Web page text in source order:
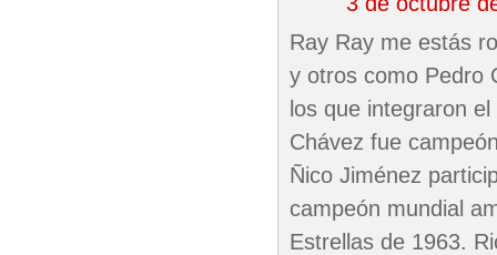
Ray Ray me estás
y otros como Pedro
los que integraron
Chávez fue
Ñico Jiménez
campeón mundial
Estrellas de 1963.